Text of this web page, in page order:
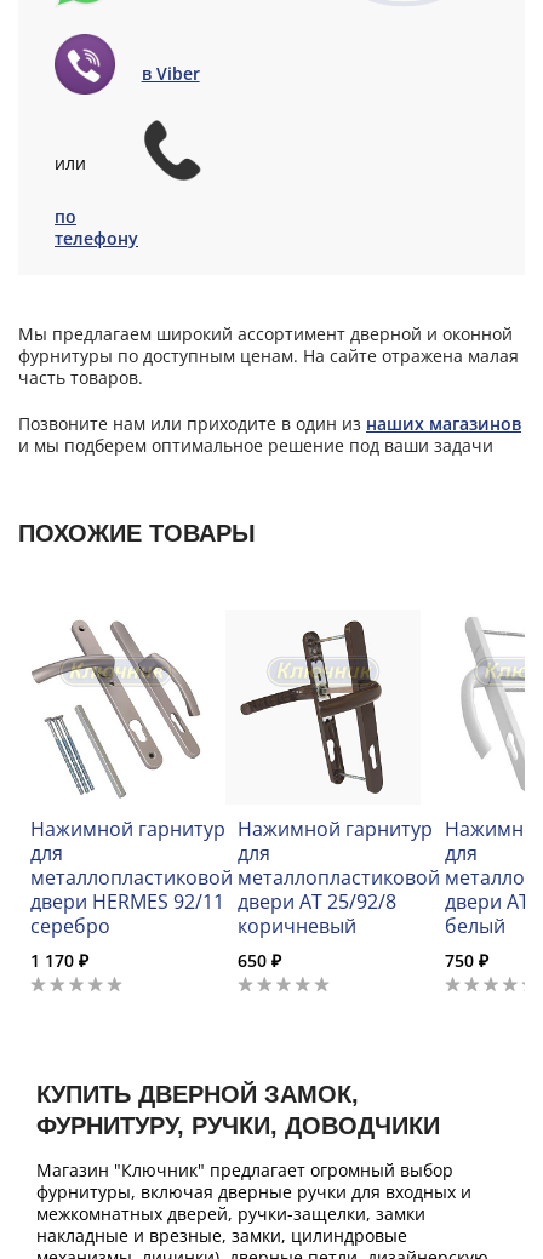
в Viber
или
по
телефону
Мы предлагаем широкий ассортимент дверной и оконной
фурнитуры по доступным ценам. На сайте отражена малая
часть товаров.
Позвоните нам или приходите в один из наших магазинов
и мы подберем оптимальное решение под ваши задачи
ПОХОЖИЕ ТОВАРЫ
Нажимной гарнитур
для
металлопластиковой
двери HERMES 92/11
серебро
1 170 ₽
Нажимной гарнитур
для
металлопластиковой
двери AT 25/92/8
коричневый
650 ₽
для
двери AT
белый
750 ₽
КУПИТЬ ДВЕРНОЙ ЗАМОК,
ФУРНИТУРУ, РУЧКИ, ДОВОДЧИКИ
Магазин "Ключник" предлагает огромный выбор
фурнитуры, включая дверные ручки для входных и
межкомнатных дверей, ручки-защелки, замки
накладные и врезные, замки, цилиндровые